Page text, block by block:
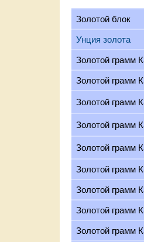
Золотой блок
Унция золота
Золотой грамм
Золотой грамм
Золотой грамм
Золотой грамм
Золотой грамм
Золотой грамм
Золотой грамм
Золотой грамм
Золотой грамм